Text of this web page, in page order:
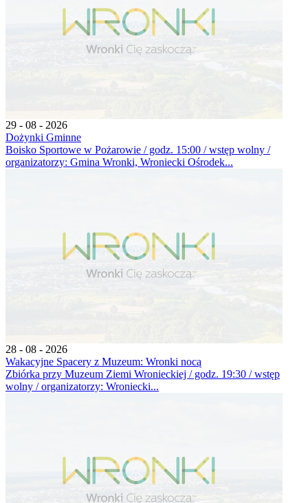
29 - 08 - 2026
Dożynki Gminne
Boisko Sportowe w Pożarowie / godz. 15:00 / wstęp wolny /
organizatorzy: Gmina Wronki, Wroniecki Ośrodek...
28 - 08 - 2026
Wakacyjne Spacery z Muzeum: Wronki nocą
Zbiórka przy Muzeum Ziemi Wronieckiej / godz. 19:30 / wstęp
wolny / organizatorzy: Wroniecki...